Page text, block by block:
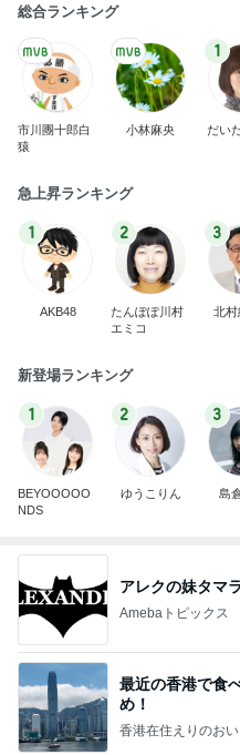
総合ランキング
市川團十郎白
猿
小林麻央
1
だい
急上昇ランキング
1
AKB48
2
たんぽぽ川村
エミコ
3
北村
新登場ランキング
1
BEYOOOOO
NDS
2
ゆうこりん
3
島
アレクの妹タマ
Amebaトピックス
最近の香港で食
め！
香港在住えりのお